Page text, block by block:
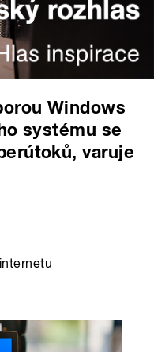
Windows
systému se
varuje